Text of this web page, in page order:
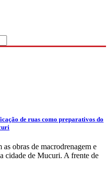
de ruas como preparativos do
obras de macrodrenagem e
cidade de Mucuri. A frente de